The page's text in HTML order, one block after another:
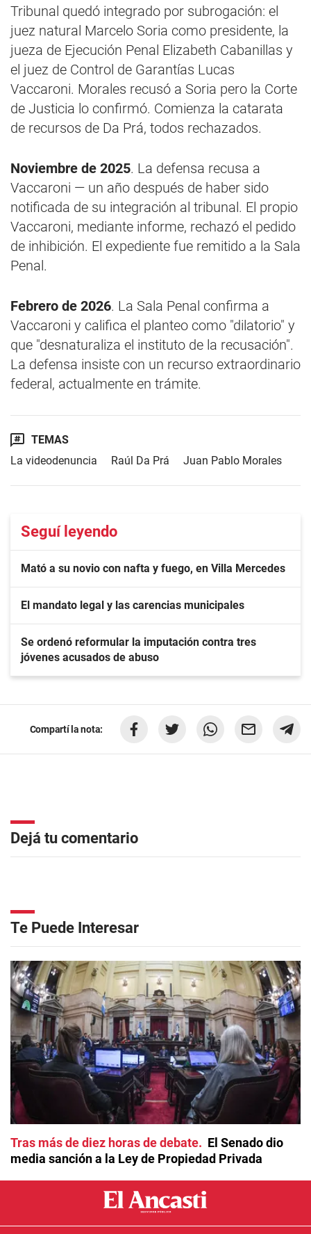
Tribunal quedó integrado por subrogación: el
juez natural Marcelo Soria como presidente, la
jueza de Ejecución Penal Elizabeth Cabanillas y
el juez de Control de Garantías Lucas
Vaccaroni. Morales recusó a Soria pero la Corte
de Justicia lo confirmó. Comienza la catarata
de recursos de Da Prá, todos rechazados.
Noviembre de 2025. La defensa recusa a
Vaccaroni — un año después de haber sido
notificada de su integración al tribunal. El propio
Vaccaroni, mediante informe, rechazó el pedido
de inhibición. El expediente fue remitido a la Sala
Penal.
Febrero de 2026. La Sala Penal confirma a
Vaccaroni y califica el planteo como "dilatorio" y
que "desnaturaliza el instituto de la recusación".
La defensa insiste con un recurso extraordinario
federal, actualmente en trámite.
TEMAS
La videodenuncia
Raúl Da Prá Juan Pablo Morales
Seguí leyendo
Mató a su novio con nafta y fuego, en Villa Mercedes
El mandato legal y las carencias municipales
Se ordenó reformular la imputación contra tres
jóvenes acusados de abuso
Compartí la nota:
Dejá tu comentario
Te Puede Interesar
Tras más de diez horas de debate
El Senado dio
media sanción a la Ley de Propiedad Privada